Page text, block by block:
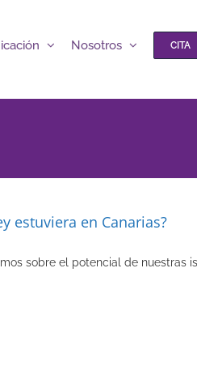
Nosotros CITA
estuviera en Canarias?
sobre el potencial de nuestras